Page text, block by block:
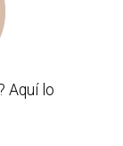
Aquí lo